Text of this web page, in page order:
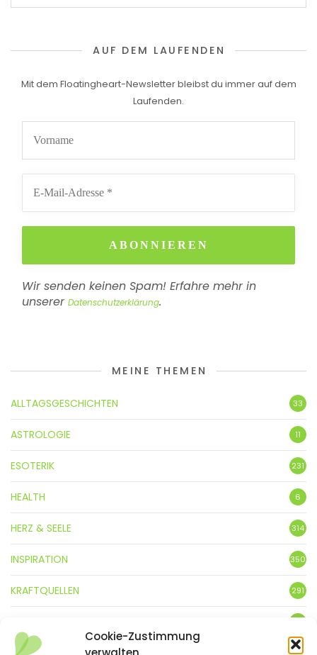
Cookie-Zustimmung
AUF DEM LAUFENDEN
Mit dem Floatingheart-Newsletter bleibst du immer auf dem
Laufenden.
Wir senden keinen Spam! Erfahre mehr in
unserer Datenschutzerklärung.
MEINE THEMEN
ALLTAGSGESCHICHTEN 33
ASTROLOGIE 11
ESOTERIK 231
HEALTH 6
HERZ & SEELE 314
INSPIRATION 350
KRAFTQUELLEN 291
3
359